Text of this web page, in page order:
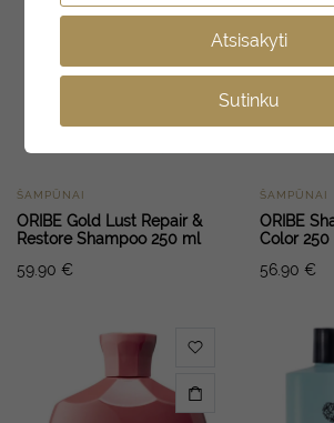
ŠAMPŪNAI
ORIBE Gold Lust Repair &
Restore Shampoo 250 ml
59.90 €
ŠAMPŪNAI
ORIBE
Color 250
56.90 €
Atsisakyti
Sutinku